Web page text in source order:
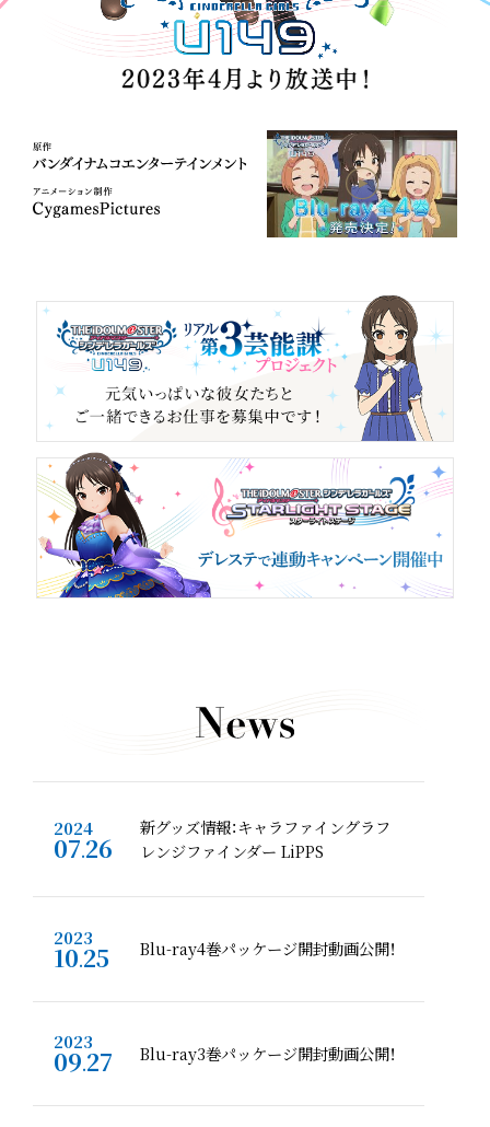
2024
07.26
新グッズ情報：キャラファイングラフ
レンジファインダー LiPPS
2023
10.25 Blu-ray4巻パッケージ開封動画公開！
2023
09.27 Blu-ray3巻パッケージ開封動画公開！